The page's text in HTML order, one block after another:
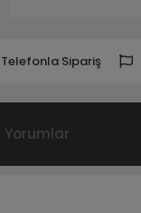
Telefonla Sipariş
Yorumlar